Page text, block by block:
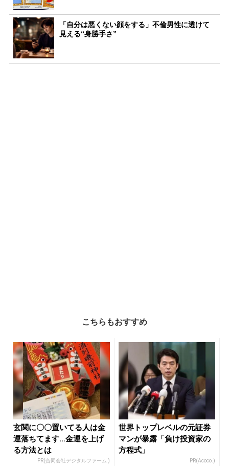
「自分は悪くない顔をする」不倫男性に透けて
見える“身勝手さ”
こちらもおすすめ
玄関に〇〇置いてる人は金
運落ちてます…金運を上げ
る方法とは
PR(合同会社デジタルファーム )
世界トップレベルの元証券
マンが暴露「負け投資家の
方程式」
PR(Acoco.)